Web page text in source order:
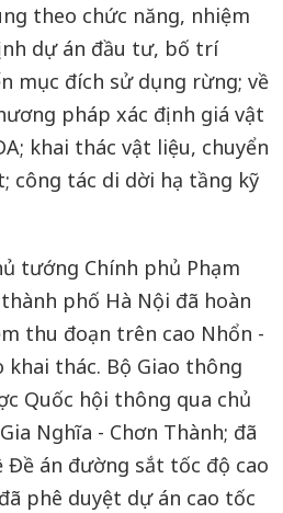
theo chức năng, nhiệm
dự án đầu tư, bố trí
mục đích sử dụng rừng; về
pháp xác định giá vật
khai thác vật liệu, chuyển
công tác di dời hạ tầng kỹ
tướng Chính phủ Phạm
phố Hà Nội đã hoàn
thu đoạn trên cao Nhổn -
khai thác. Bộ Giao thông
Quốc hội thông qua chủ
Nghĩa - Chơn Thành; đã
Đề án đường sắt tốc độ cao
phê duyệt dự án cao tốc